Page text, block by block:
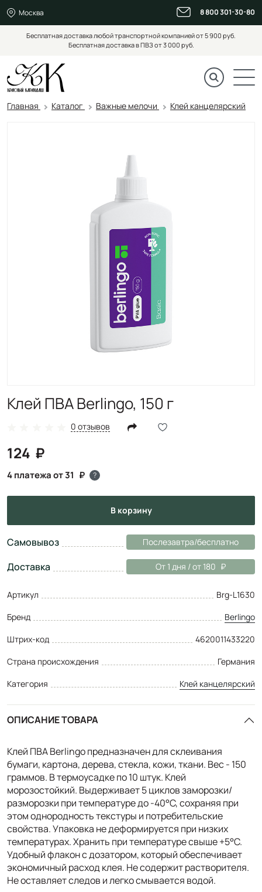
Москва 8 800 301-30-80
Бесплатная доставка любой транспортной компанией от 5 900 руб.
Бесплатная доставка в ПВЗ от 3 000 руб.
Главная Каталог Важные мелочи Клей канцелярский
Клей ПВА Berlingo, 150 г
0 отзывов
124
4 платежа от 31 ?
в корзину
Самовывоз Послезавтра/бесплатно
Доставка От 1 дня / от 180
Артикул
Brg-L1630
Бренд
Berlingo
Штрих-код
4620011433220
Страна происхождения
Германия
Категория
Клей канцелярский
ОПИСАНИЕ ТОВАРА
Клей ПВА Berlingo предназначен для склеивания
бумаги, картона, дерева, стекла, кожи, ткани. Вес - 150
граммов. В термоусадке по 10 штук. Клей
морозостойкий. Выдерживает 5 циклов заморозки/
разморозки при температуре до -40°С, сохраняя при
этом однородность текстуры и потребительские
свойства. Упаковка не деформируется при низких
температурах. Хранить при температуре свыше +5°С.
Удобный флакон с дозатором, который обеспечивает
экономичный расход клея. Не содержит растворителя.
Не оставляет следов и легко смывается водой.